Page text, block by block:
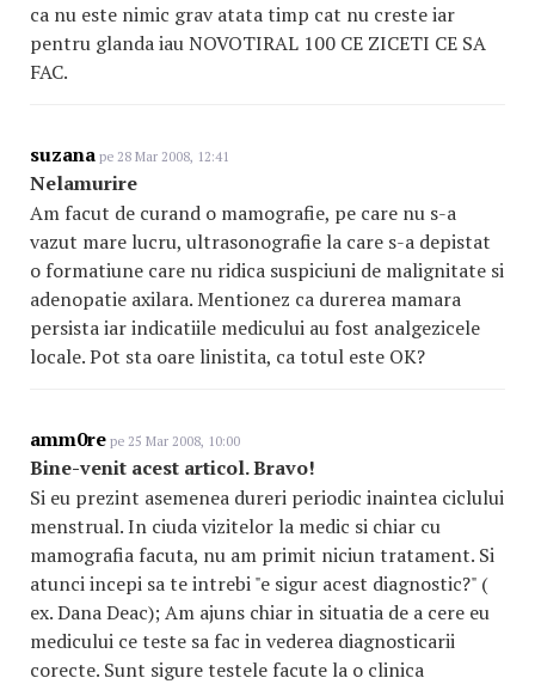
ca nu este nimic grav atata timp cat nu creste iar
pentru glanda iau NOVOTIRAL 100 CE ZICETI CE SA
FAC.
suzana pe 28 Mar 2008, 12:41
Nelamurire
Am facut de curand o mamografie, pe care nu s-a
vazut mare lucru, ultrasonografie la care s-a depistat
o formatiune care nu ridica suspiciuni de malignitate si
adenopatie axilara. Mentionez ca durerea mamara
persista iar indicatiile medicului au fost analgezicele
locale. Pot sta oare linistita, ca totul este OK?
amm0re pe 25 Mar 2008, 10:00
Bine-venit acest articol. Bravo!
Si eu prezint asemenea dureri periodic inaintea ciclului
menstrual. In ciuda vizitelor la medic si chiar cu
mamografia facuta, nu am primit niciun tratament. Si
atunci incepi sa te intrebi "e sigur acest diagnostic?" (
ex. Dana Deac); Am ajuns chiar in situatia de a cere eu
medicului ce teste sa fac in vederea diagnosticarii
corecte. Sunt sigure testele facute la o clinica